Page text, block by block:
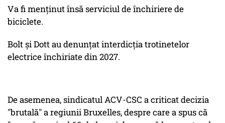
Va fi menţinut însă serviciul de închiriere de
biciclete.
Bolt şi Dott au denunţat interdicţia trotinetelor
electrice închiriate din 2027.
De asemenea, sindicatul ACV-CSC a criticat decizia
"brutală" a regiunii Bruxelles, despre care a spus că